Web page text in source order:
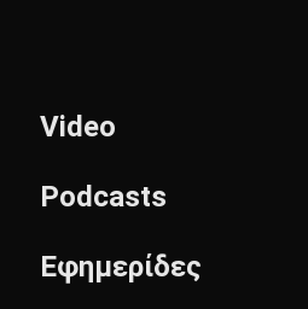
Video
Podcasts
Εφημερίδες